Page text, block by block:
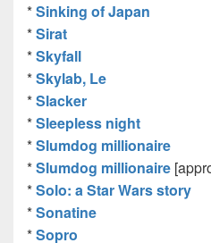
*Sinking of Japan
*Sirat
*Skyfall
*Skylab, Le
*Slacker
*Sleepless night
*Slumdog millionaire
*Slumdog millionaire
*Solo: a Star Wars story
*Sonatine
*Sopro